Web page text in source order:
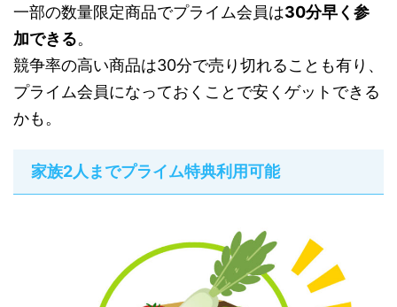
一部の数量限定商品でプライム会員は30分早く参
加できる。
競争率の高い商品は30分で売り切れることも有り、
プライム会員になっておくことで安くゲットできる
かも。
家族2人までプライム特典利用可能